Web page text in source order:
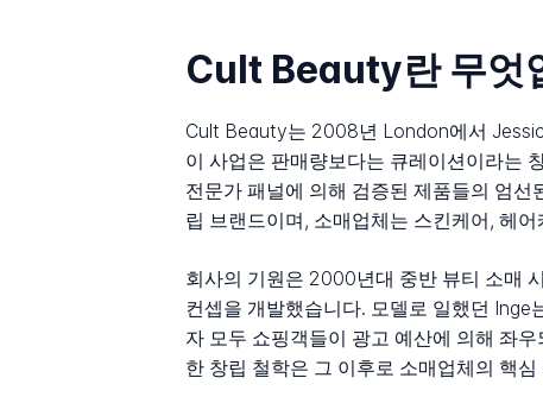
Cult Beauty란 무엇
Cult Beauty는 2008년 London에서
이 사업은 판매량보다는 큐레이션이라는
전문가 패널에 의해 검증된 제품들의 엄
립 브랜드이며, 소매업체는 스킨케어, 헤
회사의 기원은 2000년대 중반 뷰티 소매
컨셉을 개발했습니다. 모델로 일했던
자 모두 쇼핑객들이 광고 예산에 의해 좌
한 창립 철학은 그 이후로 소매업체의 핵